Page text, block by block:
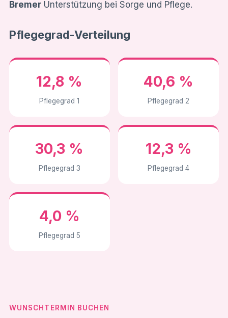
BremerUnterstützung bei Sorge und Pflege.
Pflegegrad-Verteilung
12,8 %
Pflegegrad 1
40,6 %
Pflegegrad 2
30,3 %
Pflegegrad 3
12,3 %
Pflegegrad 4
4,0 %
Pflegegrad 5
WUNSCHTERMIN BUCHEN